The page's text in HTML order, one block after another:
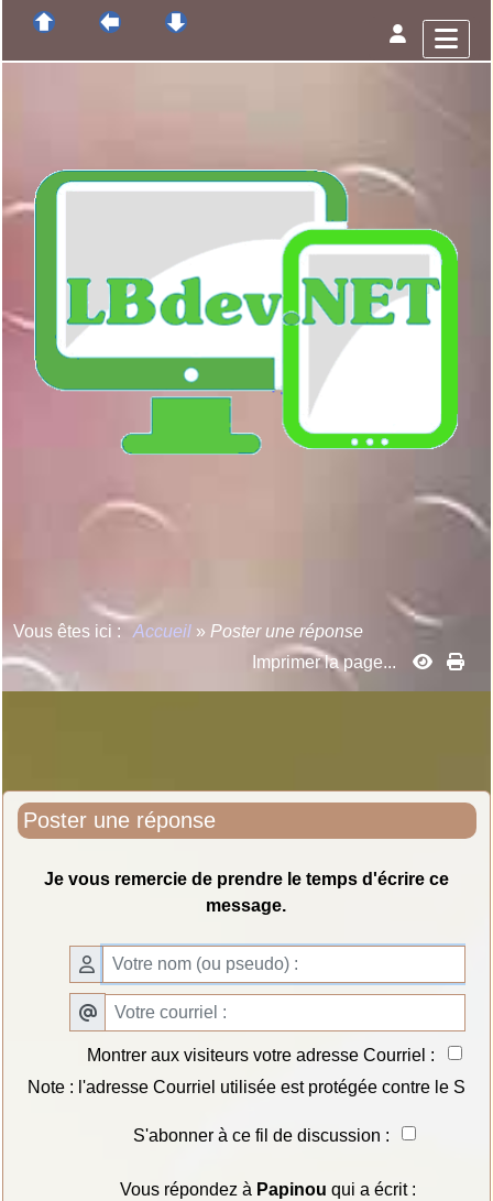
Vous êtes ici : Accueil » Poster une réponse
Imprimer la page...
Poster une réponse
Je vous remercie de prendre le temps d'écrire ce
message.
Montrer aux visiteurs votre adresse Courriel :
Note : l'adresse Courriel utilisée est protégée contre le
S'abonner à ce fil de discussion :
Vous répondez à Papinou qui a écrit :